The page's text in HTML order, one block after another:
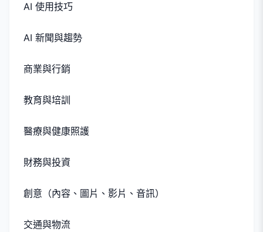
AI 使用技巧
AI 新聞與趨勢
商業與行銷
教育與培訓
醫療與健康照護
財務與投資
創意（內容、圖片、影片、音訊）
交通與物流